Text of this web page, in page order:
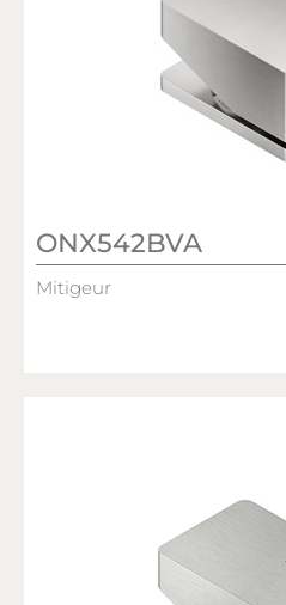
ONX542BVA
Mitigeur